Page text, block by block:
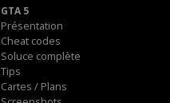
GTA 5
Présentation
Cheat codes
Soluce complète
Tips
Cartes / Plans